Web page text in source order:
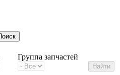
Группа запчастей